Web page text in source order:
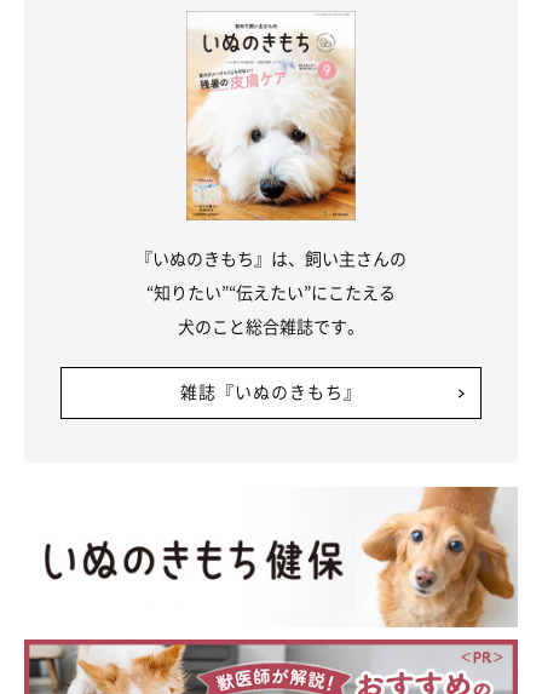
『いぬのきもち』は、飼い主さんの
“知りたい”“伝えたい”にこたえる
犬のこと総合雑誌です。
雑誌『いぬのきもち』